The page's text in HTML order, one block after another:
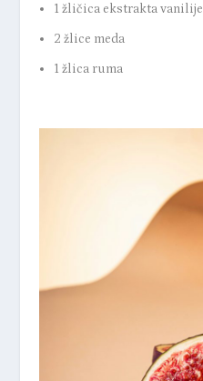
1 žličica ekstrakta vanilije
2 žlice meda
1 žlica ruma